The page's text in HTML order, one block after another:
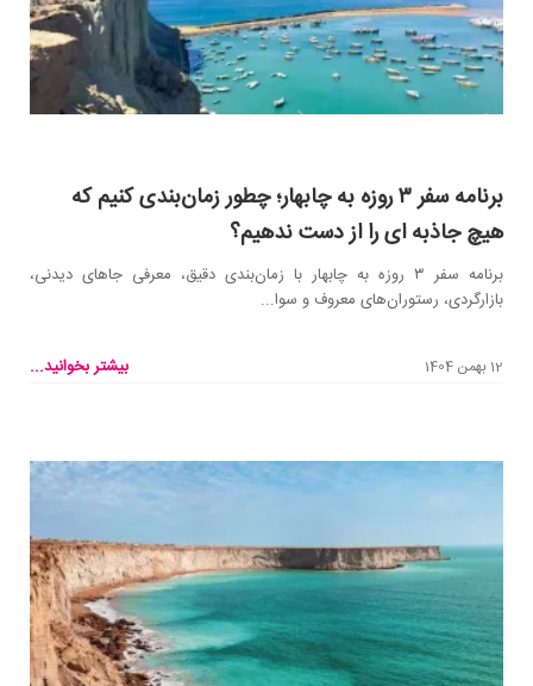
برنامه سفر ۳ روزه به چابهار؛ چطور زمان‌بندی کنیم که
هیچ جاذبه ای را از دست ندهیم؟
برنامه سفر ۳ روزه به چابهار با زمان‌بندی دقیق، معرفی جاهای دیدنی،
بازارگردی، رستوران‌های معروف و سوا...
12 بهمن 1404 بیشتر بخوانید...